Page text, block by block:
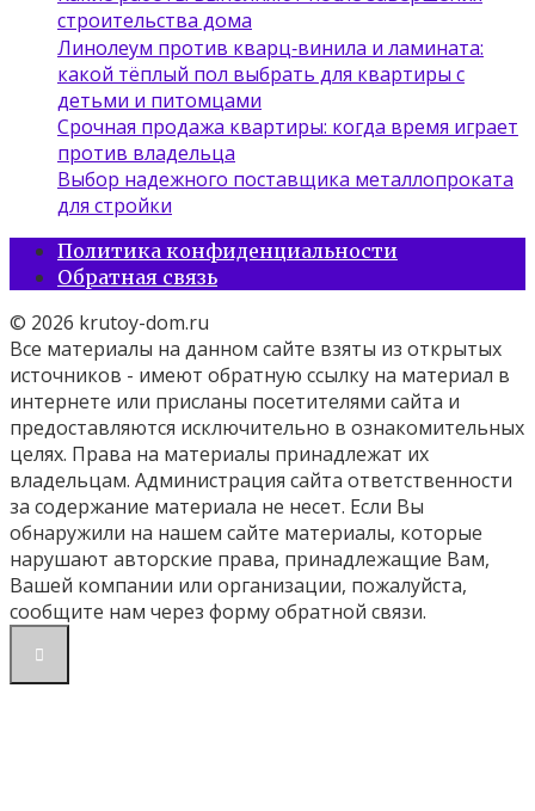
строительства дома
Линолеум против кварц‑винила и ламината:
какой тёплый пол выбрать для квартиры с
детьми и питомцами
Срочная продажа квартиры: когда время играет
против владельца
Выбор надежного поставщика металлопроката
для стройки
Политика конфиденциальности
Обратная связь
© 2026 krutoy-dom.ru
Все материалы на данном сайте взяты из открытых
источников - имеют обратную ссылку на материал в
интернете или присланы посетителями сайта и
предоставляются исключительно в ознакомительных
целях. Права на материалы принадлежат их
владельцам. Администрация сайта ответственности
за содержание материала не несет. Если Вы
обнаружили на нашем сайте материалы, которые
нарушают авторские права, принадлежащие Вам,
Вашей компании или организации, пожалуйста,
сообщите нам через форму обратной связи.